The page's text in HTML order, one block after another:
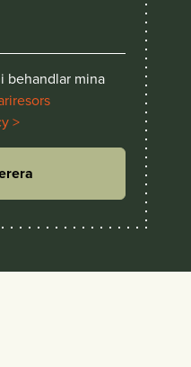
behandlar mina
>